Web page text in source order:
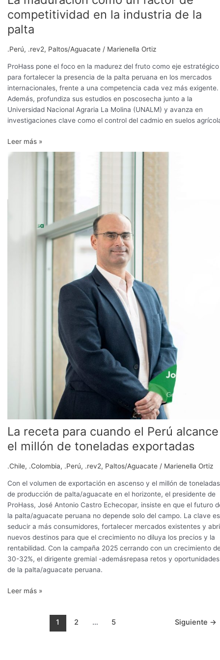
competitividad en la industria de la
palta
.Perú, .rev2, Paltos/Aguacate / Marienella Ortiz
ProHass pone el foco en la madurez del fruto como eje estratégico
para fortalecer la presencia de la palta peruana en los mercados
internacionales, frente a una competencia cada vez más exigente.
Además, profundiza sus estudios en poscosecha junto a la
Universidad Nacional Agraria La Molina (UNALM) y avanza en
investigaciones clave como el control del cadmio en suelos
Leer más »
La receta para cuando el Perú alcance
el millón de toneladas exportadas
.Chile, .Colombia, .Perú, .rev2, Paltos/Aguacate / Marienella Ortiz
Con el volumen de exportación en ascenso y el millón de toneladas
de producción de palta/aguacate en el horizonte, el presidente de
ProHass, José Antonio Castro Echecopar, insiste en que el futuro
la palta/aguacate peruana no depende solo del campo. La clave es
seducir a más consumidores, fortalecer mercados existentes y
nuevos destinos para que el crecimiento no diluya los precios y la
rentabilidad. Con la campaña 2025 cerrando con un crecimiento
30-32%, el dirigente gremial -ademásrepasa retos y oportunidades
de la palta/aguacate peruana.
La
el
Leer más »
1 2 … 5 Siguiente →